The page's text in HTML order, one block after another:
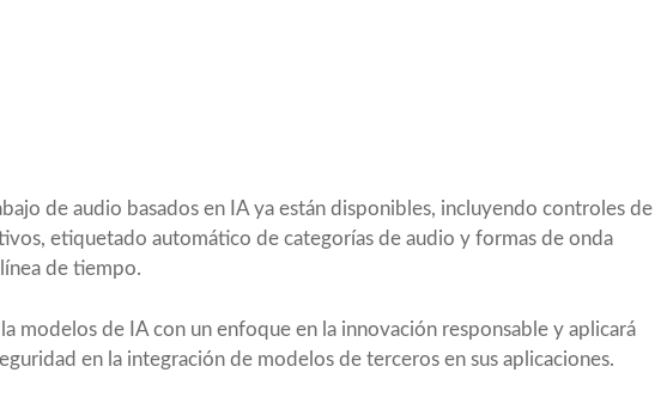
de audio basados en IA ya están disponibles, incluyendo controles de
etiquetado automático de categorías de audio y formas de onda
de tiempo.
modelos de IA con un enfoque en la innovación responsable y aplicará
en la integración de modelos de terceros en sus aplicaciones.